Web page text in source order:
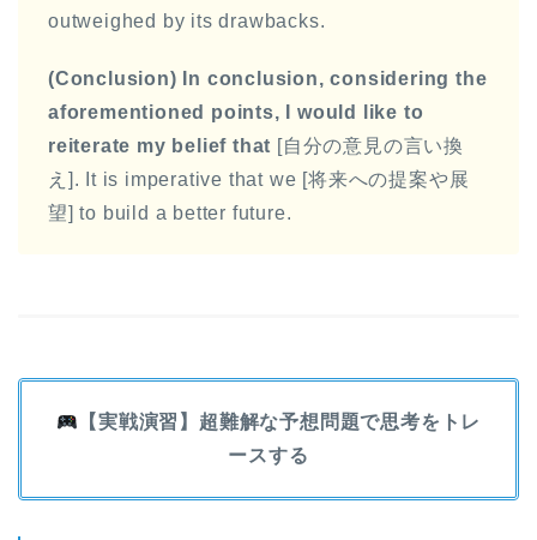
outweighed by its drawbacks.
(Conclusion)
In conclusion, considering the
aforementioned points, I would like to
reiterate my belief that [自分の意見の言い換
え]. It is imperative that we [将来への提案や展
望] to build a better future.
【実戦演習】超難解な予想問題で思考をトレ
ースする